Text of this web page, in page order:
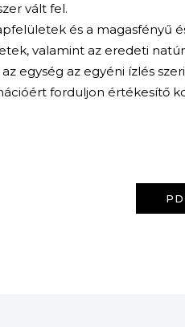
vált fel.
és a magasfényű
valamint az eredeti
egység az egyéni ízlés
forduljon értékesítő